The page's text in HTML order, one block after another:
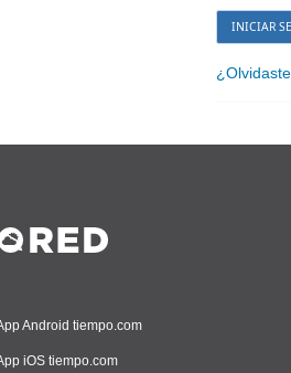
Android tiempo.com
iOS tiempo.com